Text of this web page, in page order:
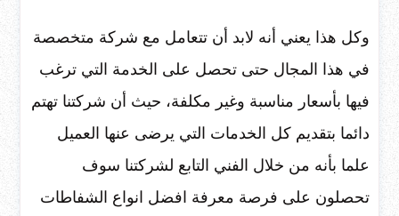
وكل هذا يعني أنه لابد أن تتعامل مع شركة متخصصة
في هذا المجال حتى تحصل على الخدمة التي ترغب
فيها بأسعار مناسبة وغير مكلفة، حيث أن شركتنا تهتم
دائما بتقديم كل الخدمات التي يرضى عنها العميل
علما بأنه من خلال الفني التابع لشركتنا سوف
تحصلون على فرصة معرفة افضل انواع الشفاطات